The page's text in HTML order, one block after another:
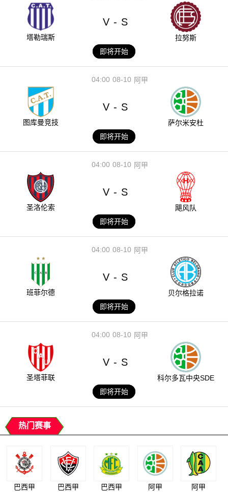
塔勒瑞斯
V - S
拉努斯
即将开始
08-10
04:00 阿甲
图库曼竞技
V - S
萨尔米安杜
即将开始
08-10
04:00 阿甲
圣洛伦索
V - S
飓风队
即将开始
08-10
04:00 阿甲
班菲尔德
V - S
贝尔格拉诺
即将开始
08-10
04:00 阿甲
圣塔菲联
V - S
科尔多瓦中央SDE
即将开始
热门赛事
巴西甲 巴西甲 巴西甲 阿甲 阿甲